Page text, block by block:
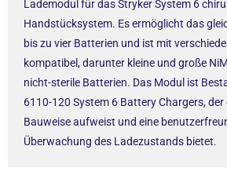
Lademodul für das Stryker System 6
Handstücksystem. Es ermöglicht das
bis zu vier Batterien und ist mit
kompatibel, darunter kleine und große
nicht-sterile Batterien. Das Modul ist
6110-120 System 6 Battery Chargers, der
Bauweise aufweist und eine
Überwachung des Ladezustands bietet.